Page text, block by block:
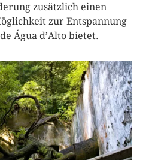
zusätzlich einen
zur Entspannung
Água d’Alto bietet.